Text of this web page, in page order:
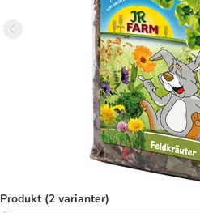
Produkt (2 varianter)